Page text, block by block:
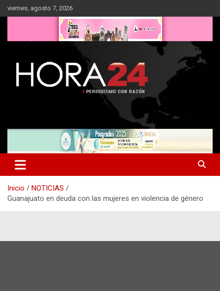
Saltar
al
viernes, agosto 7, 2026
Inicio
NOTICIAS
Guanajuato en deuda con las mujeres en violencia de género